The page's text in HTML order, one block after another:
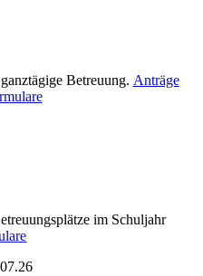
Betreuung. Anträge
im Schuljahr